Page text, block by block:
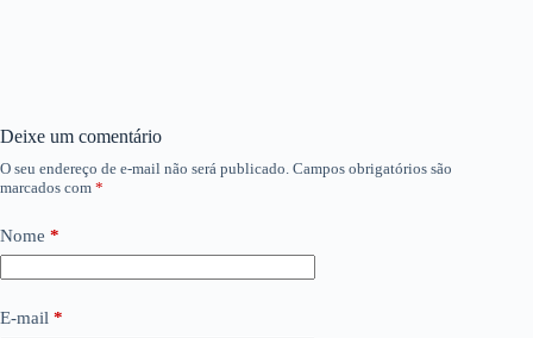
Deixe um comentário
O seu endereço de e-mail não será publicado. Campos obrigatórios são
marcados com *
Nome *
E-mail *